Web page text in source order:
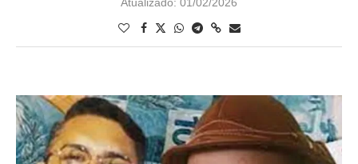
Atualizado: 01/02/2026